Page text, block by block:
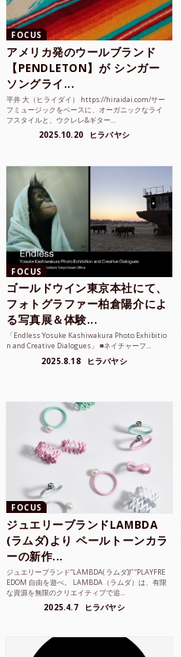
FOCUS
アメリカ発のウールブランド
【PENDLETON】が シンガー
ソングライ...
平井 大（ヒライダイ） https://hiraidai.com/サー
フミュージックをベースに、オーガニックなライ
フスタイルと、ウクレレ&ギター...
2025.10.20 ヒラバヤシ
FOCUS
ゴールドウイン東京本社にて、
フォトグラファー柏倉陽介によ
る写真展＆体験...
「Endless Yosuke Kashiwakura Photo Exhibitio
n and Creative Dialogues」 ■ネイチャーフ...
2025.8.18 ヒラバヤシ
FOCUS
ジュエリーブランドLAMBDA
(ラムダ)より ペールトーンカラ
ーの新作...
ジュエリーブランド“LAMBDA( ラムダ))” “PLAYFRE
EDOM 自由を遊べ。 LAMBDA（ラムダ）は、有限
な資源を無限のクリエイティブで追...
2025.4.7 ヒラバヤシ